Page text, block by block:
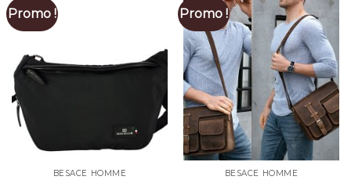
Promo !
BESACE HOMME
Promo !
BESACE HOMME